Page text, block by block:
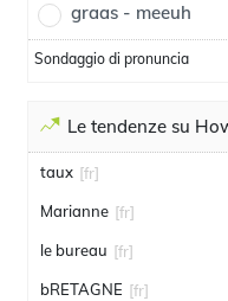
graas - meeuh
Sondaggio di pronuncia
Le tendenze su
taux [fr]
Marianne [fr]
le bureau [fr]
bRETAGNE [fr]